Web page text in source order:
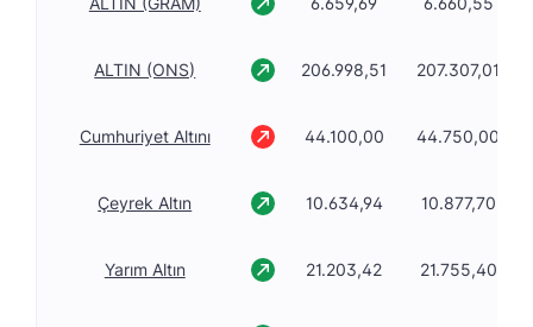
ALTIN (ONS) 206.998,51 207.307,01
Cumhuriyet Altını 44.100,00 44.750,00
Çeyrek Altın 10.634,94 10.877,70
Yarım Altın 21.203,42 21.755,40